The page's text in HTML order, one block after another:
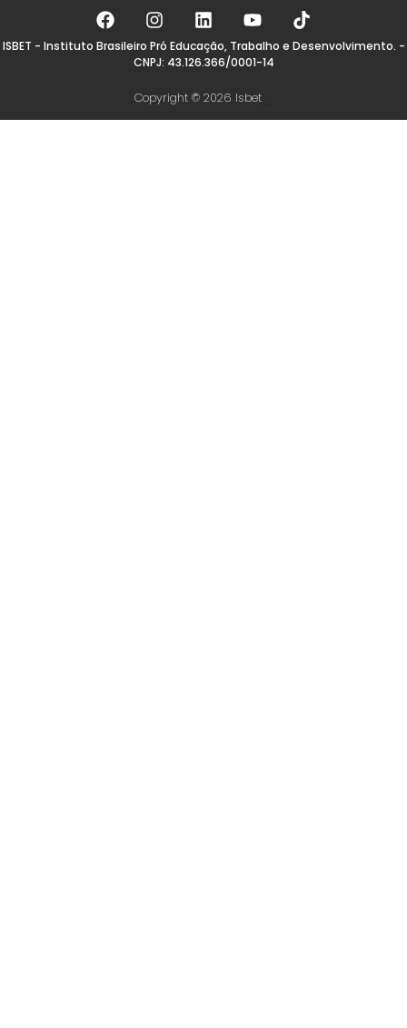
ISBET - Instituto Brasileiro Pró Educação, Trabalho e Desenvolvimento. -
CNPJ: 43.126.366/0001-14
Copyright © 2026 Isbet